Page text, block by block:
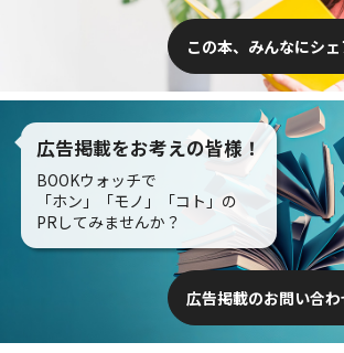
この本、みんなにシ
広告掲載をお考えの皆様！
BOOKウォッチで
「ホン」「モノ」「コト」の
PRしてみませんか？
広告掲載のお問い合